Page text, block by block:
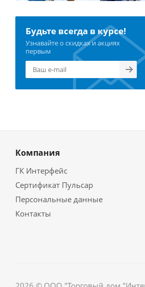
Будьте всегда в курсе!
Узнавайте о скидках и акциях
первым
Компания
ГК Интерфейс
Сертификат Пульсар
Персональные данные
Контакты